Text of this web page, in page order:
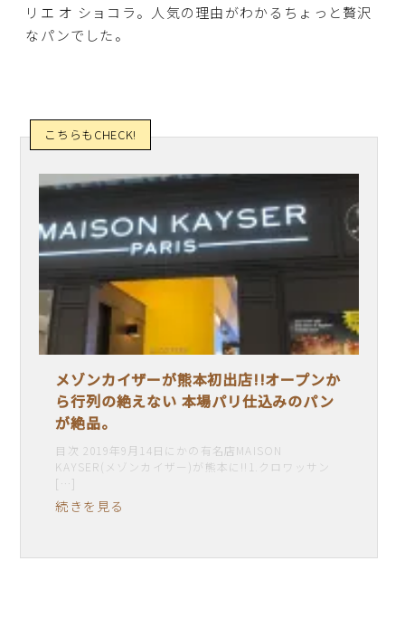
リエ オ ショコラ。人気の理由がわかるちょっと贅沢
なパンでした。
メゾンカイザーが熊本初出店!!オープンか
ら行列の絶えない 本場パリ仕込みのパン
が絶品。
目次 2019年9月14日にかの有名店MAISON
KAYSER(メゾンカイザー)が熊本に!!1.クロワッサン
[…]
続きを見る